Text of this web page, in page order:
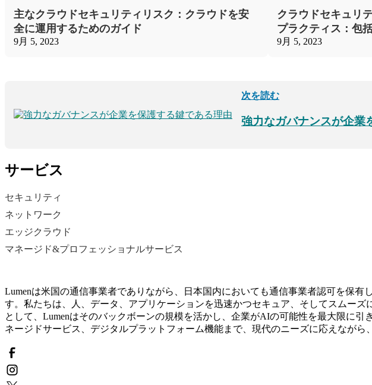
主なクラウドセキュリティリスク：クラウドを安
全に運用するためのガイド
9月 5, 2023
クラウドセキュリ
プラクティス：包
9月 5, 2023
次を読む
強力なガバナンスが企業
サービス
セキュリティ
ネットワーク
エッジクラウド
マネージド&プロフェッショナルサービス
Lumenは米国の通信事業者でありながら、日本国内においても通信事業者認可を保
す。私たちは、人、データ、アプリケーションを迅速かつセキュア、そしてスムー
として、Lumenはそのバックボーンの規模を活かし、企業がAIの可能性を最大限に
ネージドサービス、デジタルプラットフォーム機能まで、現代のニーズに応えながら